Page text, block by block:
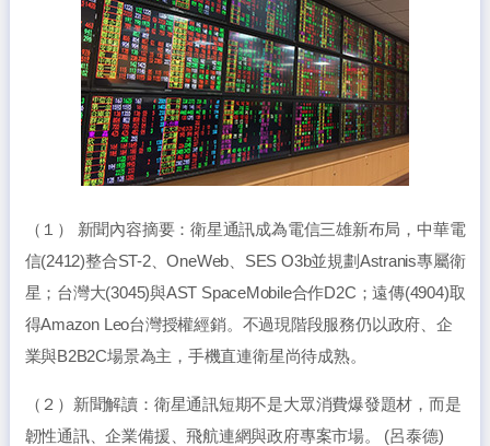
（１） 新聞內容摘要：衛星通訊成為電信三雄新布局，中華電
信(2412)整合ST-2、OneWeb、SES O3b並規劃Astranis專屬衛
星；台灣大(3045)與AST SpaceMobile合作D2C；遠傳(4904)取
得Amazon Leo台灣授權經銷。不過現階段服務仍以政府、企
業與B2B2C場景為主，手機直連衛星尚待成熟。
（２）新聞解讀：衛星通訊短期不是大眾消費爆發題材，而是
韌性通訊、企業備援、飛航連網與政府專案市場。 (呂泰德)